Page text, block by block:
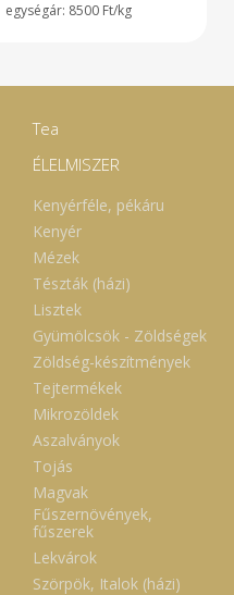
8500 Ft/kg
Tea
ÉLELMISZER
Kenyérféle, pékáru
Kenyér
Mézek
Tészták (házi)
Lisztek
Gyümölcsök - Zöldségek
Zöldség-készítmények
Tejtermékek
Mikrozöldek
Aszalványok
Tojás
Magvak
Fűszernövények,
fűszerek
Lekvárok
Szörpök, Italok (házi)